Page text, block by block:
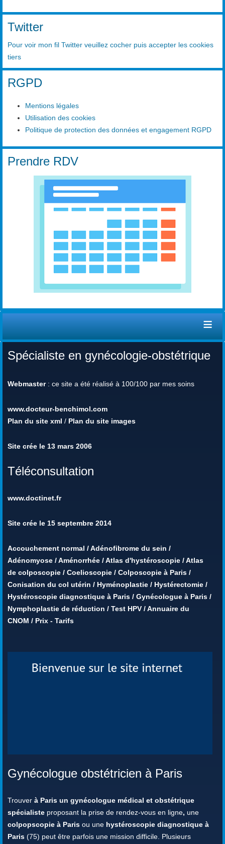
Twitter
Pour voir mon fil Twitter veuillez cocher puis accepter les cookies
tiers
RGPD
Mentions légales
Utilisation des cookies
Politique de protection des données et engagement RGPD
Prendre RDV
≡
Spécialiste en gynécologie-obstétrique
Webmaster: ce site a été réalisé à 100/100 par mes soins
www.docteur-benchimol.com
Plan du site xml / Plan du site images
Site crée le 13 mars 2006
Téléconsultation
www.doctinet.fr
Site crée le 15 septembre 2014
Accouchement normal /Adénofibrome du sein /
Adénomyose /Aménorrhée /Atlas d'hystéroscopie /Atlas
de colposcopie / Coelioscopie / Colposcopie à Paris /
Conisation du col utérin / Hyménoplastie / Hystérectomie /
Hystéroscopie diagnostique à Paris / Gynécologue à Paris /
Nymphoplastie de réduction / Test HPV /Annuaire du
CNOM / Prix - Tarifs
Gynécologue obstétricien à Paris
Trouver à Paris un gynécologue médical et obstétrique
spécialiste proposant la prise de rendez-vous en ligne, une
colpopscopie à Paris ou une hystéroscopie diagnostique à
Paris (75) peut être parfois une mission difficile. Plusieurs